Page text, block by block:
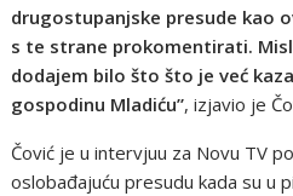
drugostupanjske presude kao
s te strane prokomentirati.
dodajem bilo što što je već
gospodinu Mladiću”, izjavio je
Čović je u intervjuu za Novu TV
oslobađajuću presudu kada su u